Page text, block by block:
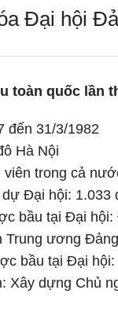
Đại hội
toàn quốc lần
đến 31/3/1982
Hà Nội
trong cả
Đại hội: 1.033
bầu tại Đại hội:
Trung ương
bầu tại Đại hội:
Xây dựng Chủ